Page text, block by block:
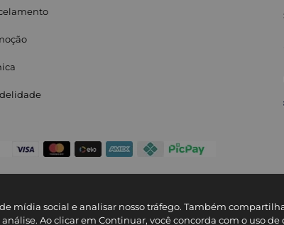
mídia social e analisar nosso tráfego. Também
Ao clicar em Continuar, você concorda com o uso de
© Copyright 2025